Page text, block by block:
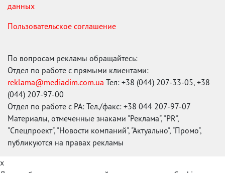
данных
Пользовательское соглашение
По вопросам рекламы обращайтесь:
Отдел по работе с прямыми клиентами:
reklama@mediadim.com.ua Тел: +38 (044) 207-33-05, +38
(044) 207-97-00
Отдел по работе с РА: Тел./факс: +38 044 207-97-07
Материалы, отмеченные знаками "Реклама", "PR",
"Спецпроект", "Новости компаний", "Актуально", "Промо",
публикуются на правах рекламы
x